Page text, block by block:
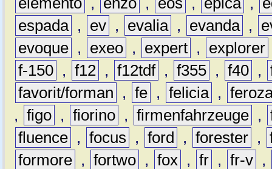
espada , ev , evalia , evanda ,
evoque , exeo , expert , explorer
f-150 , f12 , f12tdf , f355 , f40 ,
favorit/forman
, fe , felicia ,
, figo , fiorino , firmenfahrzeuge ,
fluence , focus , ford , forester ,
formore , fortwo , fox , fr , fr-v ,